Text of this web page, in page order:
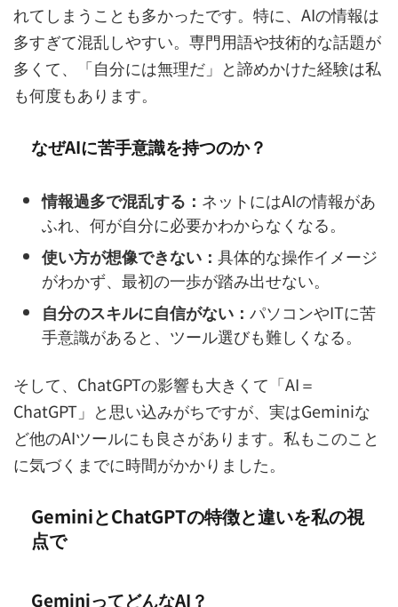
れてしまうことも多かったです。特に、AIの情報は
多すぎて混乱しやすい。専門用語や技術的な話題が
多くて、「自分には無理だ」と諦めかけた経験は私
も何度もあります。
なぜAIに苦手意識を持つのか？
情報過多で混乱する： ネットにはAIの情報があ
ふれ、何が自分に必要かわからなくなる。
使い方が想像できない： 具体的な操作イメージ
がわかず、最初の一歩が踏み出せない。
自分のスキルに自信がない： パソコンやITに苦
手意識があると、ツール選びも難しくなる。
そして、ChatGPTの影響も大きくて「AI＝
ChatGPT」と思い込みがちですが、実はGeminiな
ど他のAIツールにも良さがあります。私もこのこと
に気づくまでに時間がかかりました。
GeminiとChatGPTの特徴と違いを私の視
点で
GeminiってどんなAI？